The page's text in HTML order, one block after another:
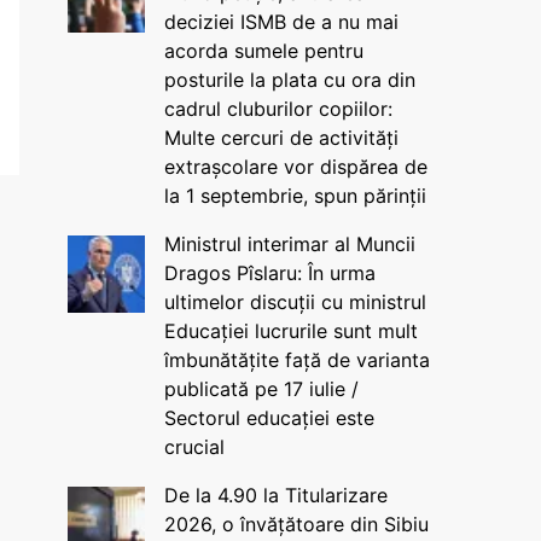
deciziei ISMB de a nu mai
acorda sumele pentru
posturile la plata cu ora din
cadrul cluburilor copiilor:
Multe cercuri de activități
extrașcolare vor dispărea de
la 1 septembrie, spun părinții
Ministrul interimar al Muncii
Dragos Pîslaru: În urma
ultimelor discuții cu ministrul
Educației lucrurile sunt mult
îmbunătățite față de varianta
publicată pe 17 iulie /
Sectorul educației este
crucial
De la 4.90 la Titularizare
2026, o învățătoare din Sibiu